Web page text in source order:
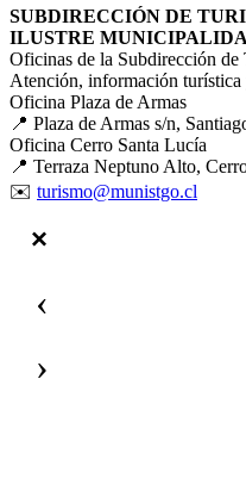
SUBDIRECCIÓN DE
ILUSTRE
Oficinas de la Subdirección de
Atención, información
Oficina Plaza de Armas
📍 Plaza de Armas s/n,
Oficina Cerro Santa Lucía
📍 Terraza Neptuno Alto,
✉️ turismo@munistgo.cl
‹
›